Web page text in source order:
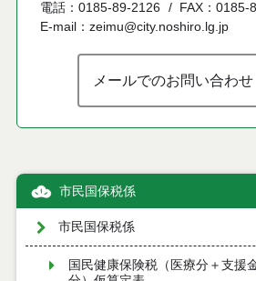
電話：0185-89-2126
FAX：0185-
E-mail：zeimu@city.noshiro.lg.jp
メールでのお問い合わせ
市民国保税係
市民国保税係
国民健康保険税（医療分＋支援